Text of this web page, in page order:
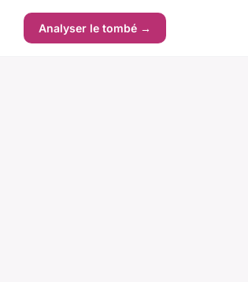
Analyser le tombé →